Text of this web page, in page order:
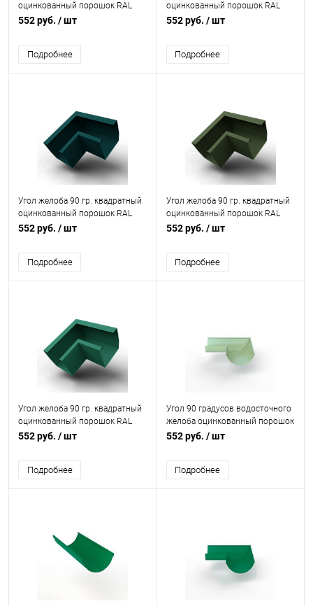
оцинкованный порошок RAL
6007
552 руб. / шт
Подробнее
оцинкованный порошок RAL
6005
552 руб. / шт
Подробнее
Угол желоба 90 гр. квадратный
оцинкованный порошок RAL
6004
552 руб. / шт
Подробнее
Угол желоба 90 гр. квадратный
оцинкованный порошок RAL
6003
552 руб. / шт
Подробнее
Угол желоба 90 гр. квадратный
оцинкованный порошок RAL
6000
552 руб. / шт
Подробнее
Угол 90 градусов водосточного
желоба оцинкованный порошок
ф150х400х400мм RAL 6019
552 руб. / шт
Подробнее